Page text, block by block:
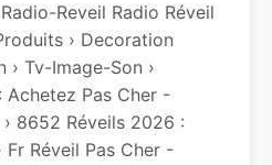
Reveil Radio Réveil
› Decoration
› Tv-Image-Son ›
Achetez Pas Cher -
8652 Réveils 2026 :
Fr Réveil Pas Cher -